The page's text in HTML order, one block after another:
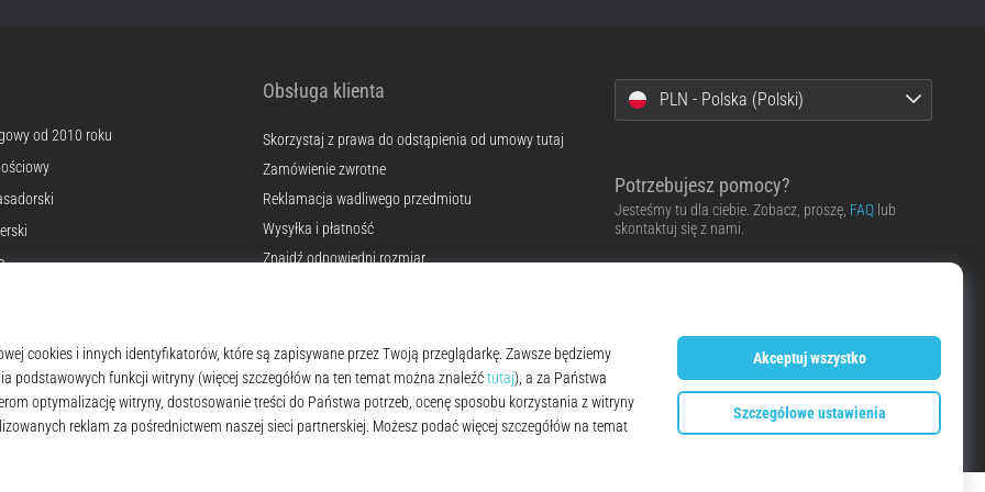
od 2010 roku
Obsługa klienta
Skorzystaj z prawa do odstąpienia od umowy tutaj
Zamówienie zwrotne
Reklamacja wadliwego przedmiotu
Wysyłka i płatność
Znajdź odpowiedni rozmiar
Polityka prywatności
PLN - Polska (Polski)
Potrzebujesz pomocy?
Jesteśmy tu dla ciebie. Zobacz, proszę, FAQlub
skontaktuj się z nami.